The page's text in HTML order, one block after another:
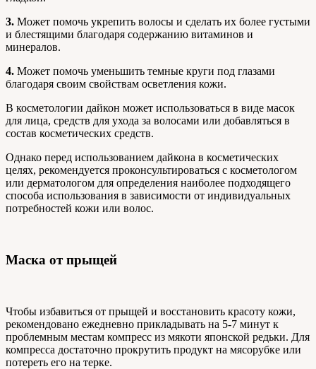
3. Может помочь укрепить волосы и сделать их более густыми
и блестящими благодаря содержанию витаминов и
минералов.
4. Может помочь уменьшить темные круги под глазами
благодаря своим свойствам осветления кожи.
В косметологии дайкон может использоваться в виде масок
для лица, средств для ухода за волосами или добавляться в
состав косметических средств.
Однако перед использованием дайкона в косметических
целях, рекомендуется проконсультироваться с косметологом
или дерматологом для определения наиболее подходящего
способа использования в зависимости от индивидуальных
потребностей кожи или волос.
Маска от прыщей
Чтобы избавиться от прыщей и восстановить красоту кожи,
рекомендовано ежедневно прикладывать на 5-7 минут к
проблемным местам компресс из мякоти японской редьки. Для
компресса достаточно прокрутить продукт на мясорубке или
потереть его на терке.